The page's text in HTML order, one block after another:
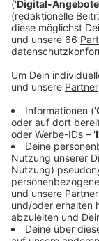
Veröffentlicht:
Anzeige
Technik. Das
Verkehr wird in
zwar zwischen
in beiden
roten Punkt
auch die
Stadtauswärts
Dorfstraße